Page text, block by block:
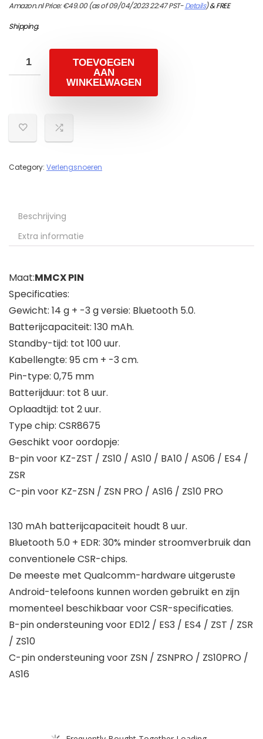
Amazon.nl Price:€49.00(as of 09/04/2023 22:47 PST-Details)&FREE
Shipping.
TOEVOEGEN
AAN
WINKELWAGEN
Category: Verlengsnoeren
Beschrijving
Extra informatie
Maat:MMCX PIN
Specificaties:
Gewicht: 14 g + -3 g versie: Bluetooth 5.0.
Batterijcapaciteit: 130 mAh.
Standby-tijd: tot 100 uur.
Kabellengte: 95 cm + -3 cm.
Pin-type: 0,75 mm
Batterijduur: tot 8 uur.
Oplaadtijd: tot 2 uur.
Type chip: CSR8675
Geschikt voor oordopje:
B-pin voor KZ-ZST / ZS10 / AS10 / BA10 / AS06 / ES4 /
ZSR
C-pin voor KZ-ZSN / ZSN PRO / AS16 / ZS10 PRO
130 mAh batterijcapaciteit houdt 8 uur.
Bluetooth 5.0 + EDR: 30% minder stroomverbruik dan
conventionele CSR-chips.
De meeste met Qualcomm-hardware uitgeruste
Android-telefoons kunnen worden gebruikt en zijn
momenteel beschikbaar voor CSR-specificaties.
B-pin ondersteuning voor ED12 / ES3 / ES4 / ZST / ZSR
/ ZS10
C-pin ondersteuning voor ZSN / ZSNPRO / ZS10PRO /
AS16